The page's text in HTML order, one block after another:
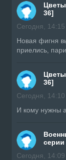
36]
Сегодня, 14:15
Новая фигня
приелись,
36]
Сегодня, 14:10
И кому нужны
серии
Сегодня, 14:09